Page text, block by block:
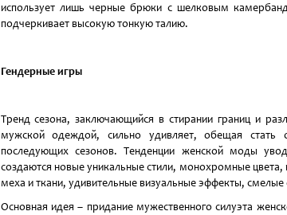
использует лишь черные брюки с шелковым
подчеркивает высокую тонкую талию.
Гендерные игры
Тренд сезона, заключающийся в стирании границ и
мужской одеждой, сильно удивляет, обещая стать
последующих сезонов. Тенденции женской моды
создаются новые уникальные стили, монохромные
меха и ткани, удивительные визуальные эффекты, смелые
Основная идея – придание мужественного силуэта